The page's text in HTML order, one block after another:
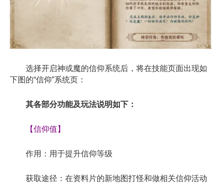
选择开启神或魔的信仰系统后，将在技能页面出现如
下图的“信仰”系统页：
其各部分功能及玩法说明如下：
【信仰值】
作用：用于提升信仰等级
获取途径：在资料片的新地图打怪和做相关信仰活动